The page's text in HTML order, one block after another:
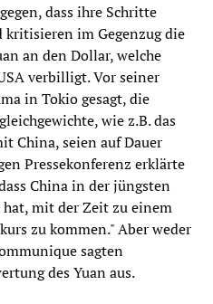
dass ihre Schritte
im Gegenzug die
an den Dollar, welche
verbilligt. Vor seiner
in Tokio gesagt, die
wie z.B. das
China, seien auf Dauer
Pressekonferenz erklärte
China in der jüngsten
mit der Zeit zu einem
zu kommen." Aber weder
sagten
des Yuan aus.